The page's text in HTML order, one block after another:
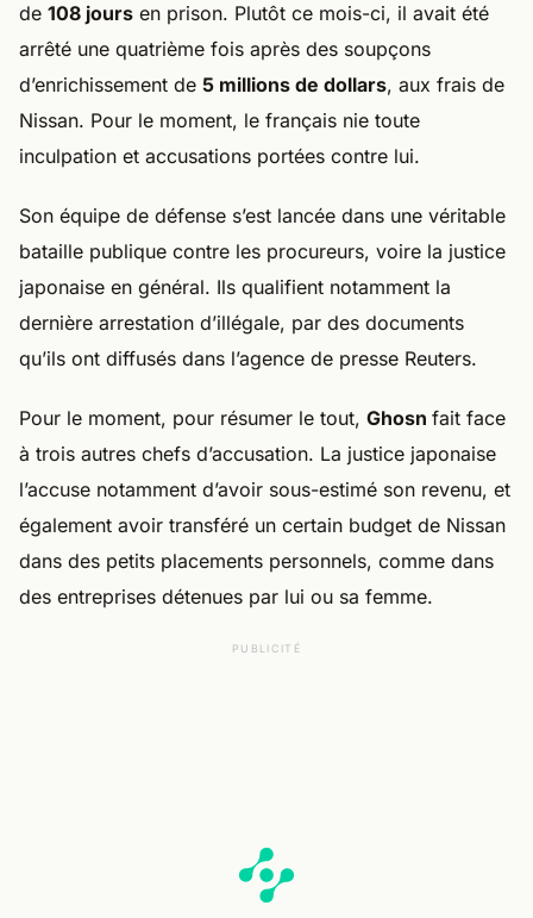
de 108 jours en prison. Plutôt ce mois-ci, il avait été
arrêté une quatrième fois après des soupçons
d’enrichissement de 5 millions de dollars, aux frais de
Nissan. Pour le moment, le français nie toute
inculpation et accusations portées contre lui.
Son équipe de défense s’est lancée dans une véritable
bataille publique contre les procureurs, voire la justice
japonaise en général. Ils qualifient notamment la
dernière arrestation d’illégale, par des documents
qu’ils ont diffusés dans l’agence de presse Reuters.
Pour le moment, pour résumer le tout, Ghosn fait face
à trois autres chefs d’accusation. La justice japonaise
l’accuse notamment d’avoir sous-estimé son revenu, et
également avoir transféré un certain budget de Nissan
dans des petits placements personnels, comme dans
des entreprises détenues par lui ou sa femme.
PUBLICITÉ